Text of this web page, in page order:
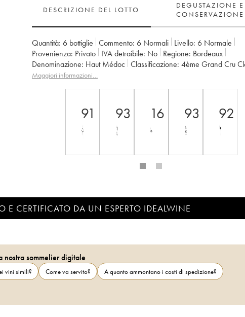
DESCRIZIONE DEL LOTTO
DEGUSTAZIONE E
CONSERVAZIONE
Quantità: 6 bottiglie Commento: 6 Normali Livello: 6 Normale
Provenienza:
privato IVA detraibile: no Regione:
Bordeaux
Denominazione:
Haut Médoc Classificazione:
4ème Grand Cru
Proprietario: Bernard Magrez
Maggiori informazioni…
91 93 16 93 92
E CERTIFICATO DA UN ESPERTO IDEALWINE
nostra sommelier digitale
vini simili? Come va servito?
A quanto ammontano i costi di spedizione?